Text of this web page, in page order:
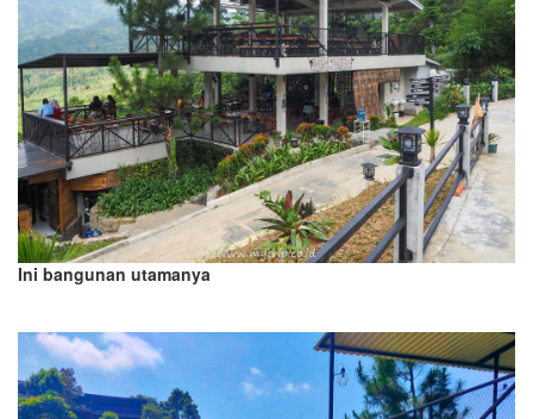
Ini bangunan utamanya